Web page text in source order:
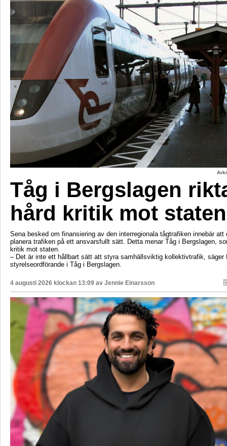
Tåg i Bergslagen
hård kritik mot staten
Sena besked om finansiering av den interregionala tågtrafiken innebär att
planera trafiken på ett ansvarsfullt sätt. Detta menar Tåg i Bergslagen,
kritik mot staten.
– Det är inte ett hållbart sätt att styra samhällsviktig kollektivtrafik, säger
styrelseordförande i Tåg i Bergslagen.
4 augusti 2026 klockan 13:09 av Jennie Einarsson